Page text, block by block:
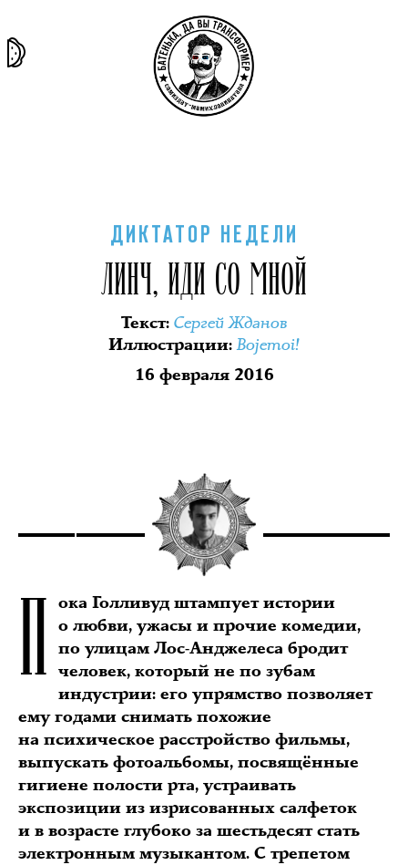
ДИКТАТОР НЕДЕЛИ
ЛИНЧ, ИДИ СО МНОЙ
Текст: Сергей Жданов
Иллюстрации:Bojemoi!
16 февраля 2016
П ока Голливуд штампует истории
о любви, ужасы и прочие комедии,
по улицам Лос-Анджелеса бродит
человек, который не по зубам
индустрии: его упрямство позволяет
ему годами снимать похожие
на психическое расстройство фильмы,
выпускать фотоальбомы, посвящённые
гигиене полости рта, устраивать
экспозиции из изрисованных салфеток
и в возрасте глубоко за шестьдесят стать
электронным музыкантом. С трепетом